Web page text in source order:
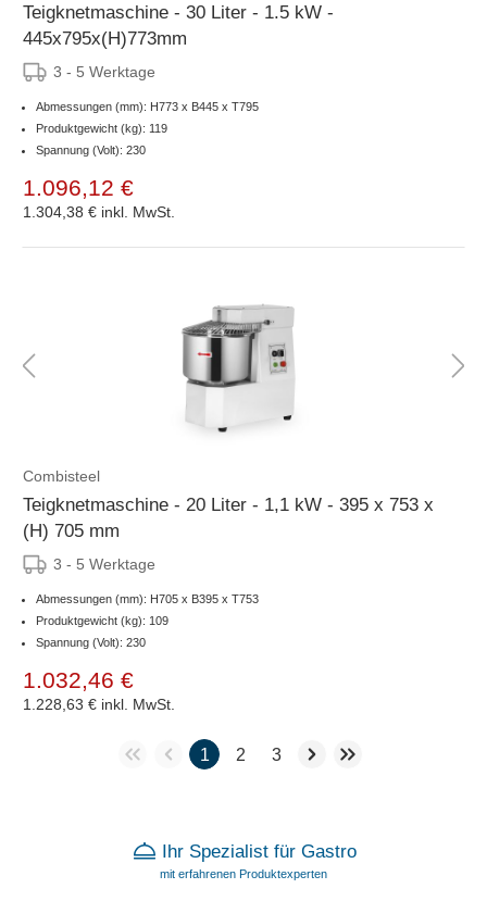
Teigknetmaschine - 30 Liter - 1.5 kW -
445x795x(H)773mm
3 - 5 Werktage
Abmessungen (mm): H773 x B445 x T795
Produktgewicht (kg): 119
Spannung (Volt): 230
1.096,12 €
1.304,38 € inkl. MwSt.
Combisteel
Teigknetmaschine - 20 Liter - 1,1 kW - 395 x 753 x
(H) 705 mm
3 - 5 Werktage
Abmessungen (mm): H705 x B395 x T753
Produktgewicht (kg): 109
Spannung (Volt): 230
1.032,46 €
1.228,63 € inkl. MwSt.
1 2 3
Ihr Spezialist für Gastro
mit erfahrenen Produktexperten